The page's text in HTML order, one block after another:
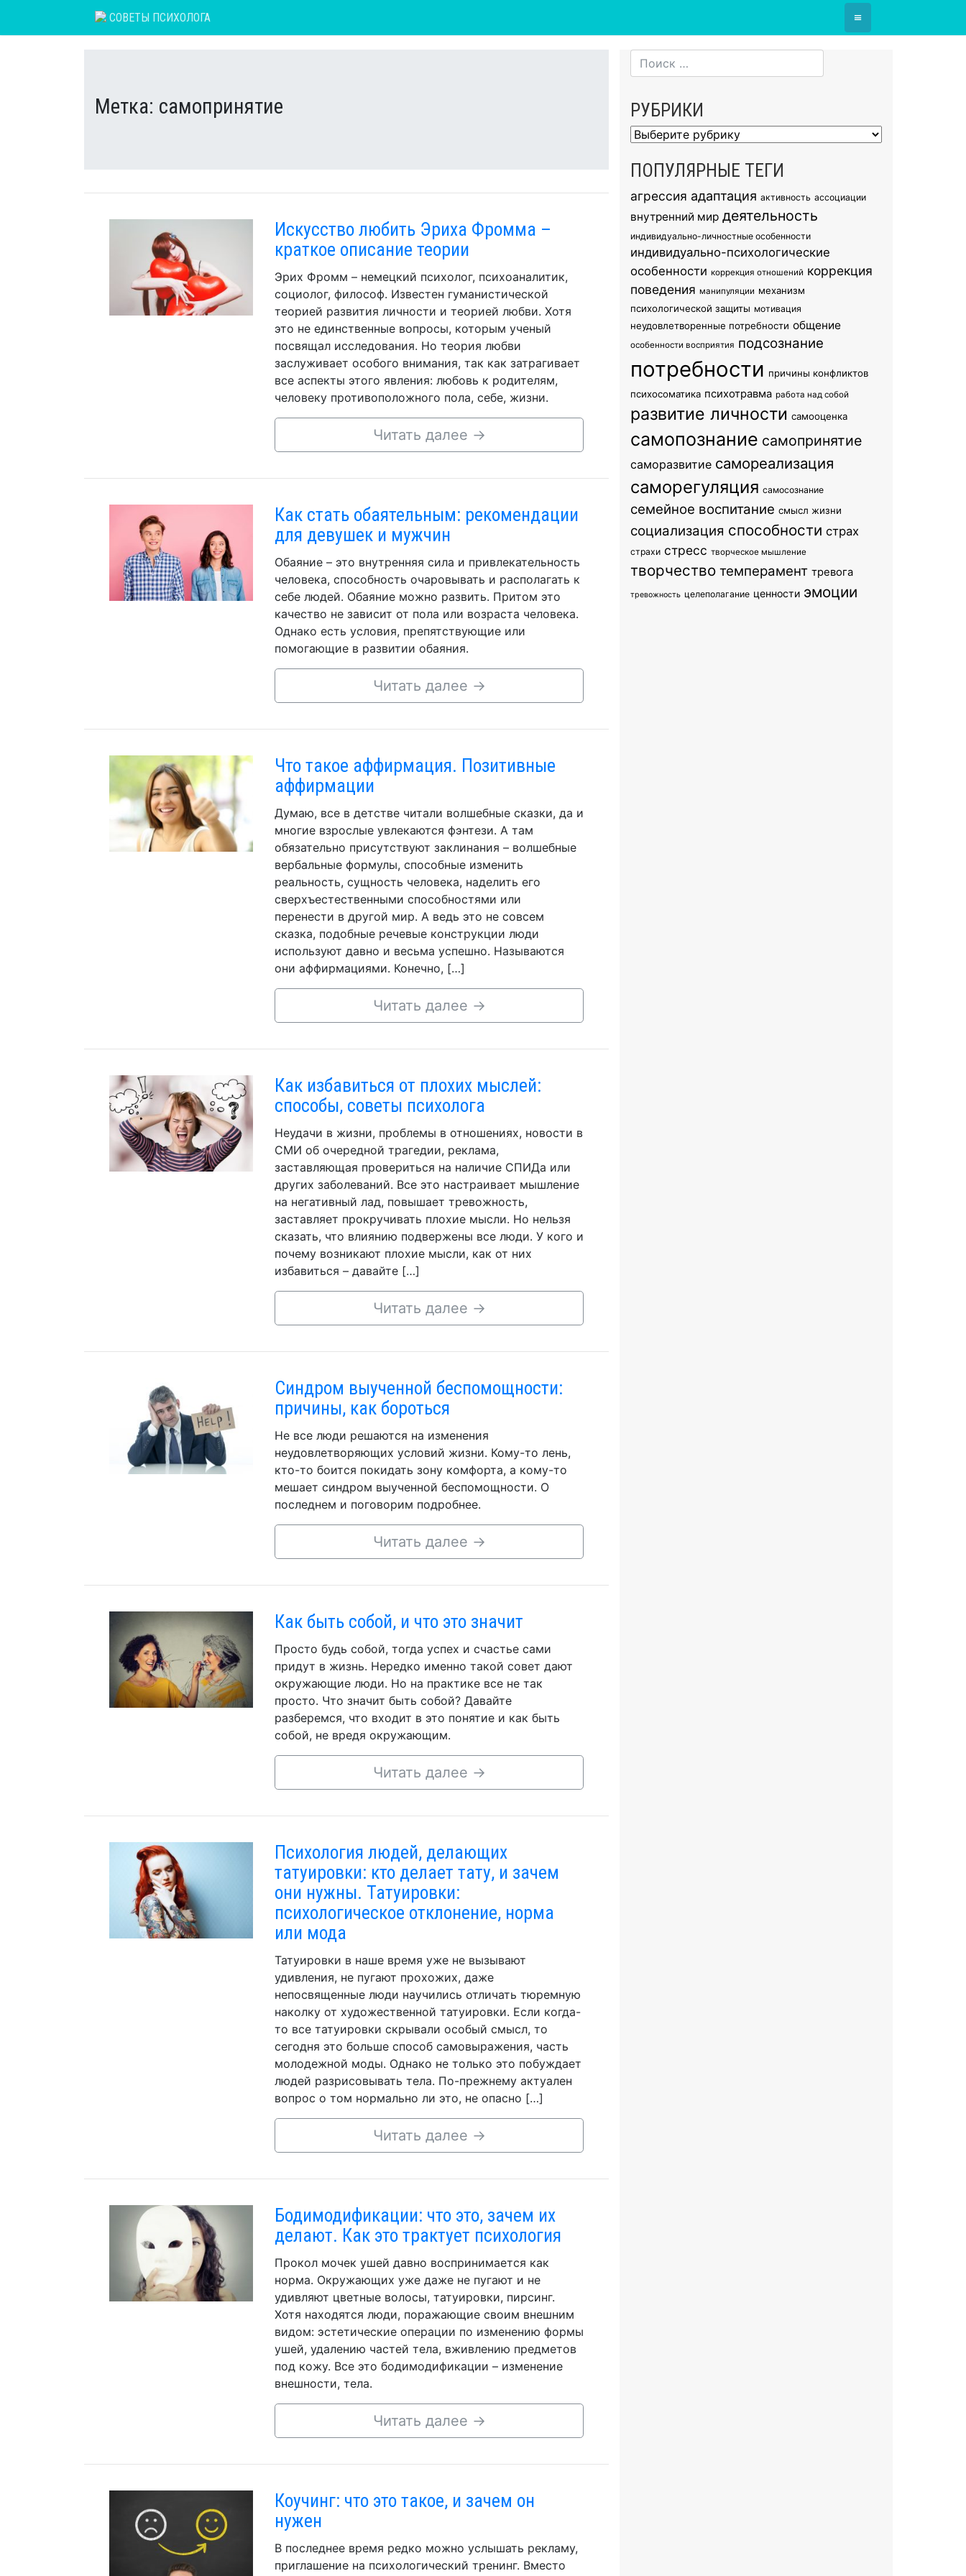
СОВЕТЫ ПСИХОЛОГА ≡
Метка: самопринятие
Искусство любить Эриха Фромма –
краткое описание теории
Эрих Фромм – немецкий психолог, психоаналитик,
социолог, философ. Известен гуманистической
теорией развития личности и теорией любви. Хотя
это не единственные вопросы, которым ученый
посвящал исследования. Но теория любви
заслуживает особого внимания, так как затрагивает
все аспекты этого явления: любовь к родителям,
человеку противоположного пола, себе, жизни.
Читать далее →
Как стать обаятельным: рекомендации
для девушек и мужчин
Обаяние – это внутренняя сила и привлекательность
человека, способность очаровывать и располагать к
себе людей. Обаяние можно развить. Притом это
качество не зависит от пола или возраста человека.
Однако есть условия, препятствующие или
помогающие в развитии обаяния.
Читать далее →
Что такое аффирмация. Позитивные
аффирмации
Думаю, все в детстве читали волшебные сказки, да и
многие взрослые увлекаются фэнтези. А там
обязательно присутствуют заклинания – волшебные
вербальные формулы, способные изменить
реальность, сущность человека, наделить его
сверхъестественными способностями или
перенести в другой мир. А ведь это не совсем
сказка, подобные речевые конструкции люди
используют давно и весьма успешно. Называются
они аффирмациями. Конечно, […]
Читать далее →
Как избавиться от плохих мыслей:
способы, советы психолога
Неудачи в жизни, проблемы в отношениях, новости в
СМИ об очередной трагедии, реклама,
заставляющая провериться на наличие СПИДа или
других заболеваний. Все это настраивает мышление
на негативный лад, повышает тревожность,
заставляет прокручивать плохие мысли. Но нельзя
сказать, что влиянию подвержены все люди. У кого и
почему возникают плохие мысли, как от них
избавиться – давайте […]
Читать далее →
Синдром выученной беспомощности:
причины, как бороться
Не все люди решаются на изменения
неудовлетворяющих условий жизни. Кому-то лень,
кто-то боится покидать зону комфорта, а кому-то
мешает синдром выученной беспомощности. О
последнем и поговорим подробнее.
Читать далее →
Как быть собой, и что это значит
Просто будь собой, тогда успех и счастье сами
придут в жизнь. Нередко именно такой совет дают
окружающие люди. Но на практике все не так
просто. Что значит быть собой? Давайте
разберемся, что входит в это понятие и как быть
собой, не вредя окружающим.
Читать далее →
Психология людей, делающих
татуировки: кто делает тату, и зачем
они нужны. Татуировки:
психологическое отклонение, норма
или мода
Татуировки в наше время уже не вызывают
удивления, не пугают прохожих, даже
непосвященные люди научились отличать тюремную
наколку от художественной татуировки. Если когда-
то все татуировки скрывали особый смысл, то
сегодня это больше способ самовыражения, часть
молодежной моды. Однако не только это побуждает
людей разрисовывать тела. По-прежнему актуален
вопрос о том нормально ли это, не опасно […]
Читать далее →
Бодимодификации: что это, зачем их
делают. Как это трактует психология
Прокол мочек ушей давно воспринимается как
норма. Окружающих уже даже не пугают и не
удивляют цветные волосы, татуировки, пирсинг.
Хотя находятся люди, поражающие своим внешним
видом: эстетические операции по изменению формы
ушей, удалению частей тела, вживлению предметов
под кожу. Все это бодимодификации – изменение
внешности, тела.
Читать далее →
Коучинг: что это такое, и зачем он
нужен
В последнее время редко можно услышать рекламу,
приглашение на психологический тренинг. Вместо
РУБРИКИ
Рубрики
ПОПУЛЯРНЫЕ ТЕГИ
агрессия адаптация активность ассоциации
внутренний мир деятельность
индивидуально-личностные особенности
индивидуально-психологические
особенности коррекция отношений коррекция
поведения манипуляции механизм
психологической защиты мотивация
неудовлетворенные потребности общение
особенности восприятия подсознание
потребности причины конфликтов
психосоматика психотравма работа над собой
развитие личности самооценка
самопознание самопринятие
саморазвитие самореализация
саморегуляция самосознание
семейное воспитание смысл жизни
социализация способности страх
страхи стресс творческое мышление
творчество темперамент тревога
тревожность целеполагание ценности эмоции